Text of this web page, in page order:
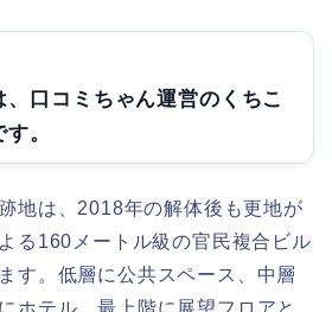
、口コミちゃん運営のくちこ
。
地は、2018年の解体後も更地が
る160メートル級の官民複合ビル
す。低層に公共スペース、中層
ホテル、最上階に展望フロアと